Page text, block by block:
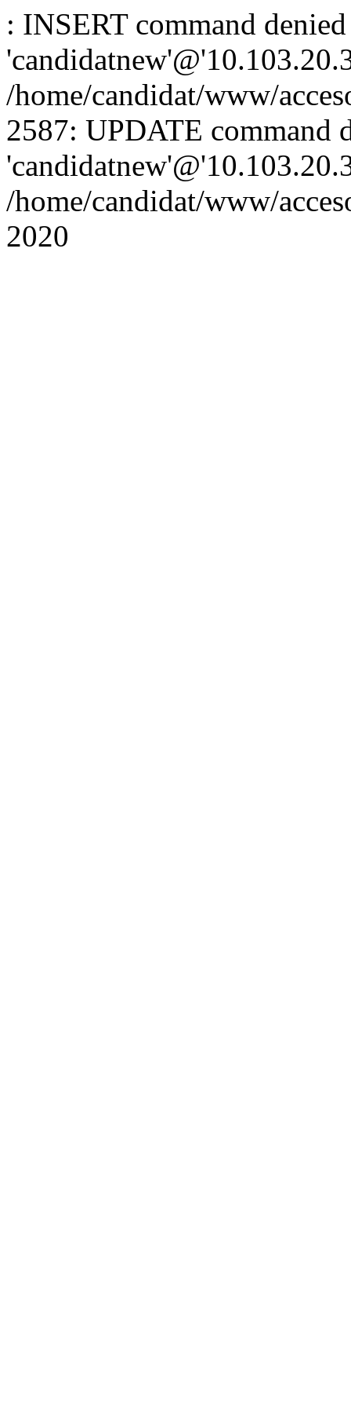
: INSERT command
/home/candidat/www/
2587: UPDATE command
/home/candidat/www/
2020